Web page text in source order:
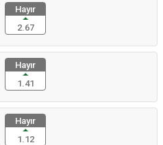
Hayır
2.67
Hayır
1.41
Hayır
1.12